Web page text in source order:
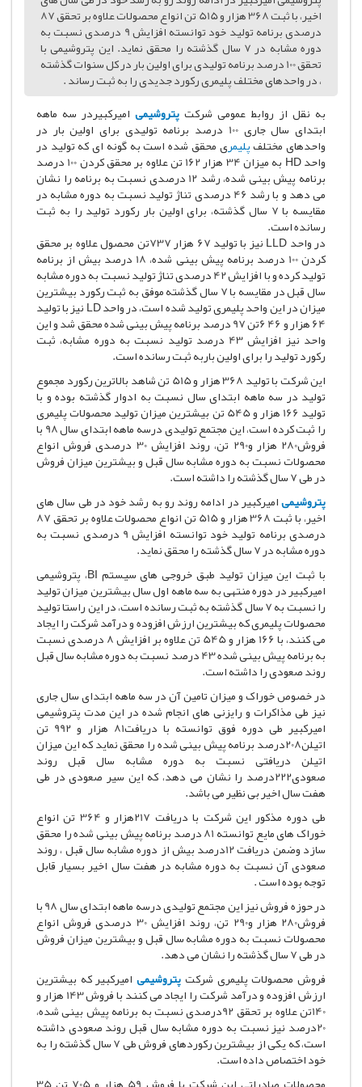
اخیر، با ثبت 368 هزار و 515 تن انواع محصولات علاوه بر تحقق 87
درصدی برنامه تولید خود توانسته افزایش 9 درصدی نسبت به
دوره مشابه در 7 سال گذشته را محقق نماید. این پتروشیمی با
تحقق 100 درصد برنامه تولیدی برای اولین بار در کل سنوات گذشته
، در واحدهای مختلف پلیمری رکورد جدیدی را به ثبت رساند .
به نقل از روابط عمومی شرکت پتروشیمی امیرکبیردر سه ماهه
ابتدای سال جاری 100 درصد برنامه تولیدی برای اولین بار در
واحدهای مختلفپلیمری محقق شده است به گونه ای که تولید در
واحد HD به میزان 34 هزار 162 تن علاوه بر محقق کردن 100 درصد
برنامه پیش بینی شده، رشد 12 درصدی نسبت به برنامه را نشان
می دهد و با رشد 46 درصدی تناژ تولید نسبت به دوره مشابه در
مقایسه با 7 سال گذشته، برای اولین بار رکورد تولید را به ثبت
رسانده است.
در واحد LLD نیز با تولید 67 هزار 737تن محصول علاوه بر محقق
کردن 100 درصد برنامه پیش بینی شده، 18 درصد بیش از برنامه
تولید کرده و با افزایش 42 درصدی تناژ تولید نسبت به دوره مشابه
سال قبل در مقایسه با 7 سال گذشته موفق به ثبت رکورد بیشترین
میزان در این واحد پلیمری تولید شده است، در واحد LD نیز با تولید
64 هزار و 46 6تن 97 درصد برنامه پیش بینی شده محقق شد و این
واحد نیز افزایش 43 درصد تولید نسبت به دوره مشابه، ثبت
رکورد تولید را برای اولین باربه ثبت رسانده است.
این شرکت با تولید 368 هزار و 515 تن شاهد بالاترین رکورد مجموع
تولید در سه ماهه ابتدای سال نسبت به ادوار گذشته بوده و با
تولید 166 هزار و 545 تن بیشترین میزان تولید محصولات پلیمری
را ثبت کرده است، این مجتمع تولیدی درسه ماهه ابتدای سال 98 با
فروش280 هزار و290 تن، روند افزایش 30 درصدی فروش انواع
محصولات نسبت به دوره مشابه سال قبل و بیشترین میزان فروش
در طی 7 سال گذشته را داشته است.
پتروشیمیامیرکبیر در ادامه روند رو به رشد خود در طی سال های
اخیر، با ثبت 368 هزار و 515 تن انواع محصولات علاوه بر تحقق 87
درصدی برنامه تولید خود توانسته افزایش 9 درصدی نسبت به
دوره مشابه در 7 سال گذشته را محقق نماید.
با ثبت این میزان تولید طبق خروجی های سیستم BI، پتروشیمی
امیرکبیر در دوره منتهی به سه ماهه اول سال بیشترین میزان تولید
را نسبت به 7 سال گذشته به ثبت رسانده است، در این راستا تولید
محصولات پلیمری که بیشترین ارزش افزوده و درآمد شرکت را ایجاد
می کنند، با 166 هزار و 545 تن علاوه بر افزایش 8 درصدی نسبت
به برنامه پیش بینی شده 43 درصد نسبت به دوره مشابه سال قبل
روند صعودی را داشته است.
در خصوص خوراک و میزان تامین آن در سه ماهه ابتدای سال جاری
نیز طی مذاکرات و رایزنی های انجام شده در این مدت پتروشیمی
امیرکبیر طی دوره فوق توانسته با دریافت81 هزار و 992 تن
اتیلن208درصد برنامه پیش بینی شده را محقق نماید که این میزان
اتیلن دریافتی نسبت به دوره مشابه سال قبل روند
صعودی222درصد را نشان می دهد، که این سیر صعودی در طی
هفت سال اخیر بی نظیر می باشد.
طی دوره مذکور این شرکت با دریافت 217هزار و 364 تن انواع
خوراک های مایع توانسته 81 درصد برنامه پیش بینی شده را محقق
سازد وضمن دریافت 12درصد بیش از دوره مشابه سال قبل ، روند
صعودی آن نسبت به دوره مشابه در هفت سال اخیر بسیار قابل
توجه بوده است .
در حوزه فروش نیز این مجتمع تولیدی درسه ماهه ابتدای سال 98 با
فروش280 هزار و290 تن، روند افزایش 30 درصدی فروش انواع
محصولات نسبت به دوره مشابه سال قبل و بیشترین میزان فروش
در طی 7 سال گذشته را نشان می دهد.
فروش محصولات پلیمری شرکتپتروشیمی امیرکبیر که بیشترین
ارزش افزوده و درآمد شرکت را ایجاد می کنند با فروش 143 هزار و
140تن علاوه بر تحقق 92درصدی نسبت به برنامه پیش بینی شده،
20درصد نیز نسبت به دوره مشابه سال قبل روند صعودی داشته
است، که یکی از بیشترین رکوردهای فروش طی 7 سال گذشته را به
خود اختصاص داده است.